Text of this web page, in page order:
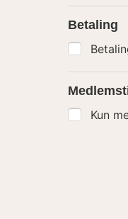
Betaling
Kun